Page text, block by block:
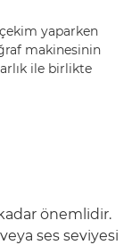
yaparken
makinesinin
ile birlikte
önemlidir.
ses seviyesi